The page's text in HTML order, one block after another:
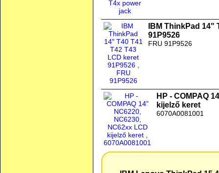
IBM ThinkPad 14"
91P9526
FRU 91P9526
HP - COMPAQ
kijelző keret
6070A0081001